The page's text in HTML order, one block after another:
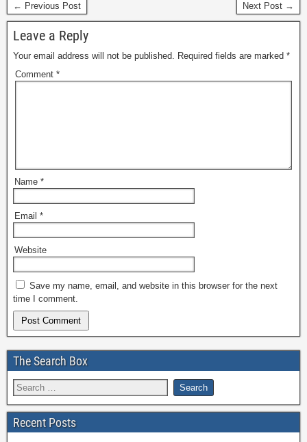
← Previous Post Next Post →
Leave a Reply
Your email address will not be published. Required fields are marked *
Comment *
Name *
Email *
Website
Save my name, email, and website in this browser for the next
time I comment.
The Search Box
Recent Posts